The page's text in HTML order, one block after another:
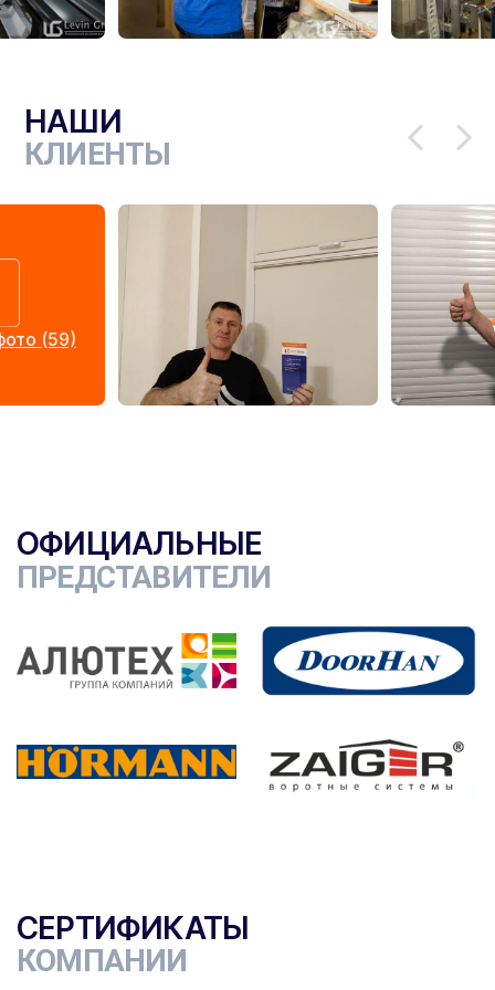
НАШИ
КЛИЕНТЫ
(59)
ОФИЦИАЛЬНЫЕ
ПРЕДСТАВИТЕЛИ
СЕРТИФИКАТЫ
КОМПАНИИ